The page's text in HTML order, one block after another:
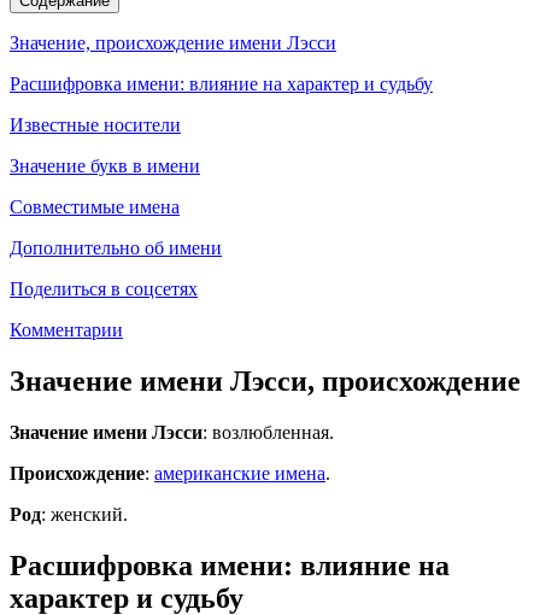
Значение, происхождение имени Лэсси
Расшифровка имени: влияние на характер и судьбу
Известные носители
Значение букв в имени
Совместимые имена
Дополнительно об имени
Поделиться в соцсетях
Комментарии
Значение имени Лэсси, происхождение
Значение имени Лэсси: возлюбленная.
Происхождение: американские имена.
Род: женский.
Расшифровка имени: влияние на
характер и судьбу